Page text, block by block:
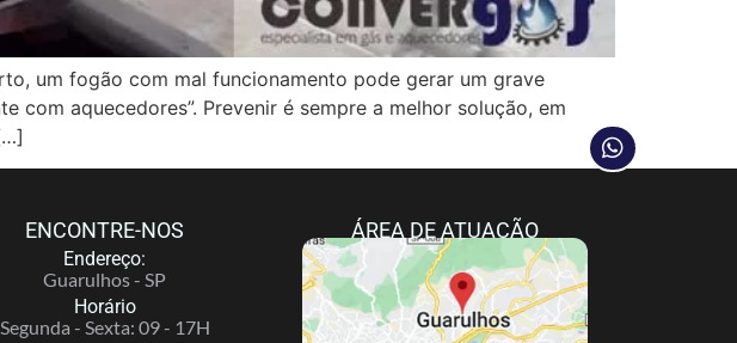
um fogão com mal funcionamento pode gerar um grave
com aquecedores”. Prevenir é sempre a melhor solução, em
ENCONTRE-NOS
Endereço:
Guarulhos - SP
Horário
Segunda - Sexta: 09 - 17H
ÁREA DE ATUAÇÃO